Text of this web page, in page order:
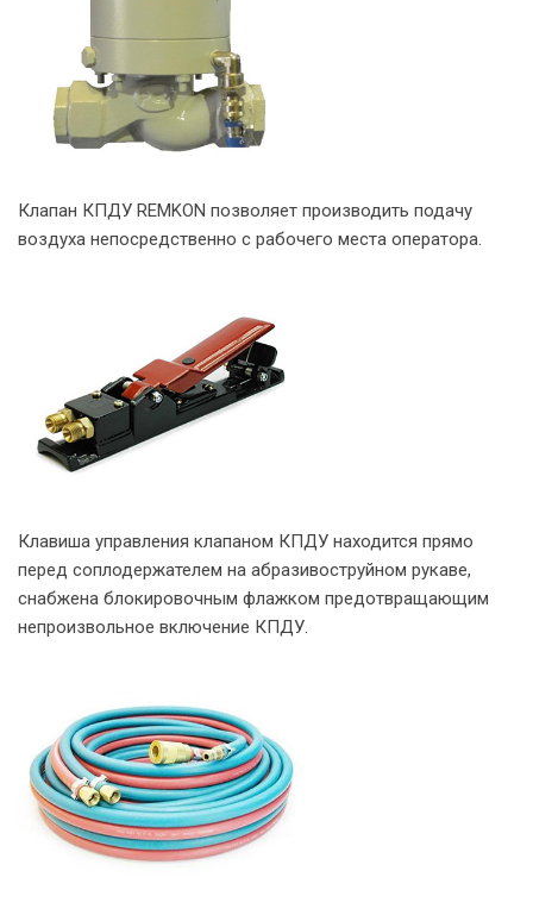
Клапан КПДУ REMKON позволяет производить подачу
воздуха непосредственно с рабочего места оператора.
Клавиша управления клапаном КПДУ находится прямо
перед соплодержателем на абразивоструйном рукаве,
снабжена блокировочным флажком предотвращающим
непроизвольное включение КПДУ.